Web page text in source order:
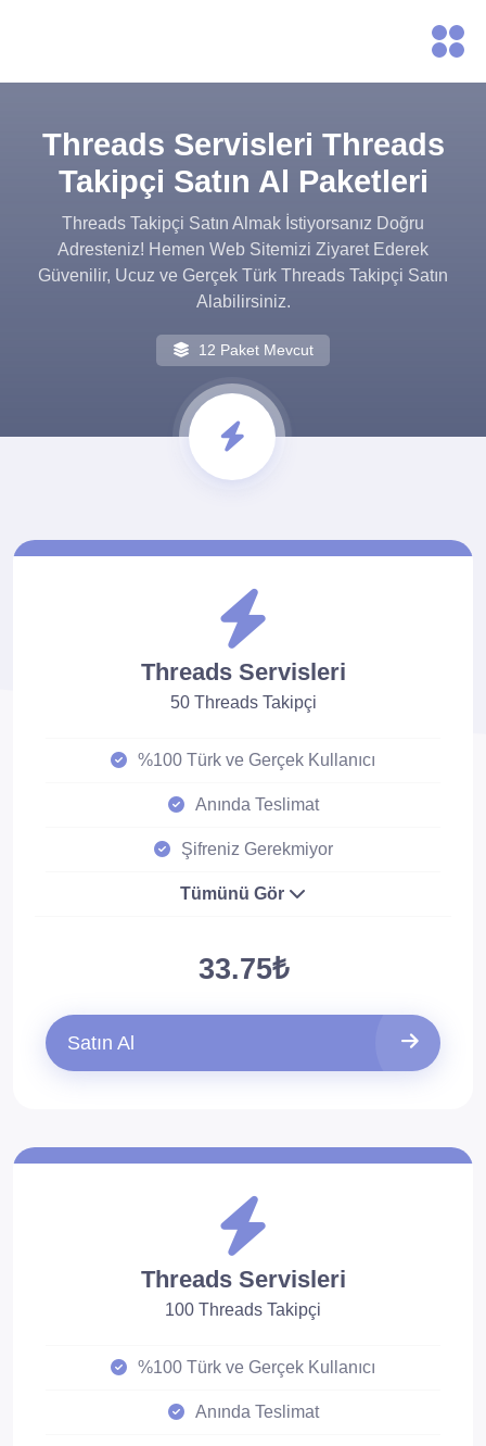
Threads Servisleri Threads
Takipçi Satın Al Paketleri
Threads Takipçi Satın Almak İstiyorsanız Doğru
Adresteniz! Hemen Web Sitemizi Ziyaret Ederek
Güvenilir, Ucuz ve Gerçek Türk Threads Takipçi Satın
Alabilirsiniz.
12 Paket Mevcut
Threads Servisleri
50 Threads Takipçi
%100 Türk ve Gerçek Kullanıcı
Anında Teslimat
Şifreniz Gerekmiyor
Tümünü Gör
33.75₺
Satın Al
Threads Servisleri
100 Threads Takipçi
%100 Türk ve Gerçek Kullanıcı
Anında Teslimat